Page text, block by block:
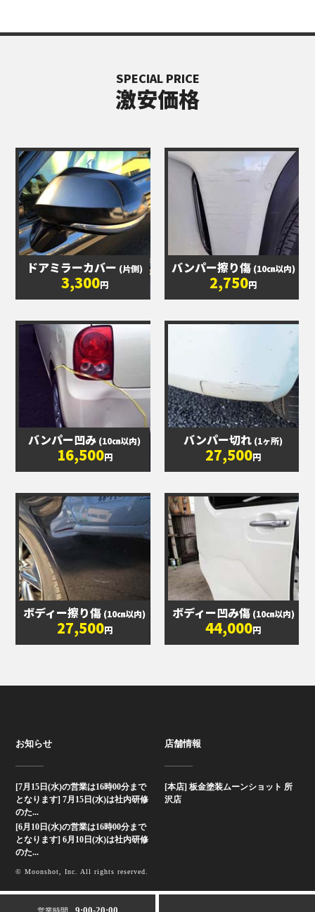
SPECIAL PRICE
激安価格
ドアミラーカバー (片側)
3,300円
バンパー擦り傷 (10㎝以内)
2,750円
バンパー凹み (10㎝以内)
16,500円
バンパー切れ (1ヶ所)
27,500円
ボディー擦り傷 (10㎝以内)
27,500円
ボディー凹み傷 (10㎝以内)
44,000円
お知らせ
[7月15日(水)の営業は16時00分まで
となります] 7月15日(水)は社内研修
のた...
[6月10日(水)の営業は16時00分まで
となります] 6月10日(水)は社内研修
のた...
店舗情報
[本店] 板金塗装ムーンショット 所
沢店
© Moonshot, Inc. All rights reserved.